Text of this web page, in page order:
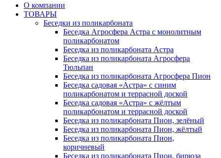
О компании
ТОВАРЫ
Беседки из поликарбоната
Беседка Агросфера Астра с монолитным
поликарбонатом
Беседка из поликарбоната Астра
Беседка из поликарбоната Агросфера
Тюльпан
Беседка из поликарбоната Агросфера Пион
Беседка садовая «Астра» с синим
поликарбонатом и террасной доской
Беседка садовая «Астра» с жёлтым
поликарбонатом и террасной доской
Беседка из поликарбоната Пион, зелёный
Беседка из поликарбоната Пион, жёлтый
Беседка из поликарбоната Пион,
коричневый
Беседка из поликарбоната Пион, бирюза